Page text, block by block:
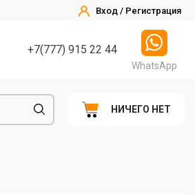
Вход / Регистрация
+7(777) 915 22 44
WhatsApp
НИЧЕГО НЕТ